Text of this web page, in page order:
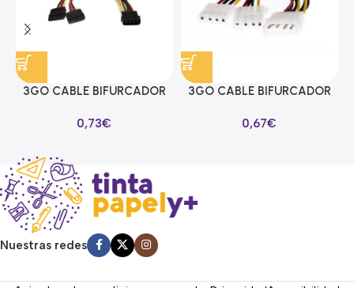
3GO CABLE BIFURCADOR
0,73€
3GO CABLE BIFURCADOR
0,67€
Nuestras redes